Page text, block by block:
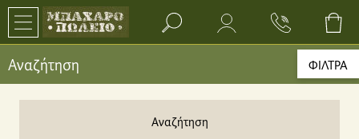
Search bar input field
Αναζήτηση ΦΙΛΤΡΑ
Αναζήτηση